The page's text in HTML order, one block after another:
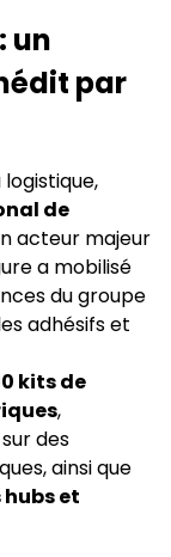
un
par
de
acteur majeur
a mobilisé
du groupe
adhésifs et
kits de
,
sur des
ainsi que
et